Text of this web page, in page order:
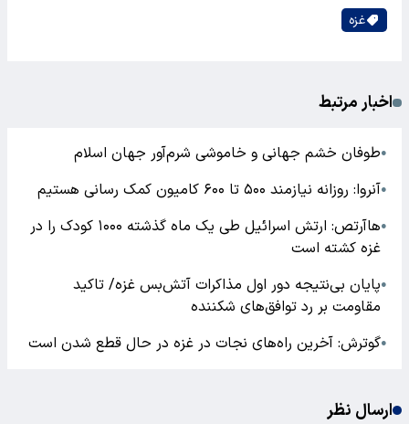
غزه
اخبار مرتبط
●طوفان خشم جهانی و خاموشی شرم‌آور جهان اسلام
●آنروا: روزانه نیازمند ۵۰۰ تا ۶۰۰ کامیون کمک رسانی هستیم
●
هاآرتص: ارتش اسرائیل طی یک ماه گذشته ۱۰۰۰ کودک را در
غزه کشته است
●پایان بی‌نتیجه دور اول مذاکرات آتش‌بس غزه/ تاکید
مقاومت بر رد توافق‌های شکننده
●گوترش: آخرین راه‌های نجات در غزه در حال قطع شدن است
ارسال نظر